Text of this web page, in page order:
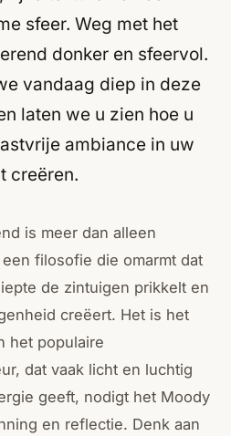
sfeer. Weg met het
donker en sfeervol.
vandaag diep in deze
laten we u zien hoe u
ambiance in uw
creëren.
is meer dan alleen
filosofie die omarmt dat
de zintuigen prikkelt en
creëert. Het is het
het populaire
dat vaak licht en luchtig
geeft, nodigt het Moody
en reflectie. Denk aan